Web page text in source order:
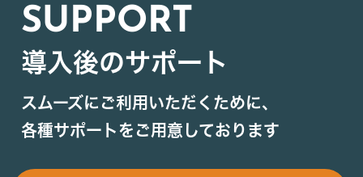
SUPPORT
導入後のサポート
スムーズにご利用いただくために、
各種サポートをご用意しております